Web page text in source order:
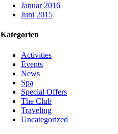
Januar 2016
Juni 2015
Kategorien
Activities
Events
News
Spa
Special Offers
The Club
Traveling
Uncategorized